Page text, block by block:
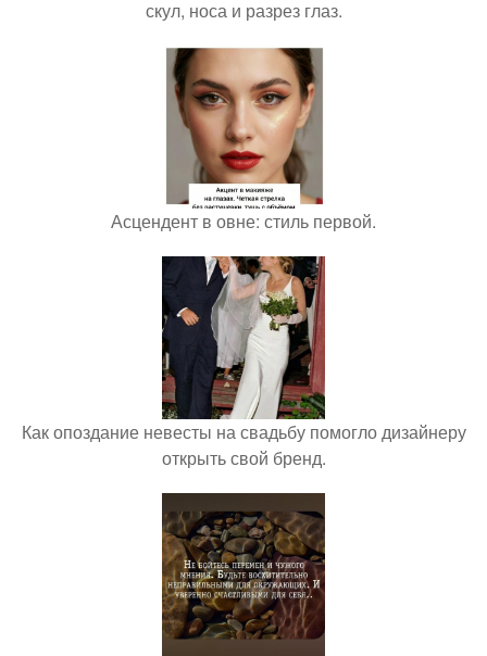
скул, носа и разрез глаз.
Асцендент в овне: стиль первой.
Как опоздание невесты на свадьбу помогло дизайнеру
открыть свой бренд.